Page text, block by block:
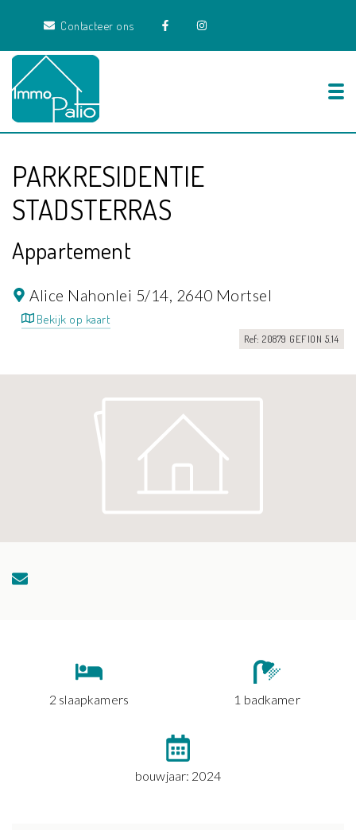
Contacteer ons
PARKRESIDENTIE
STADSTERRAS
Appartement
Alice Nahonlei 5/14, 2640 Mortsel
Bekijk op kaart
Ref: 20879 GEFION 5.14
2 slaapkamers 1 badkamer
bouwjaar: 2024